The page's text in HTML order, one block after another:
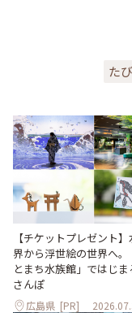
た
【チケットプレゼント
界から浮世絵の世界へ。
とまち水族館」ではじま
さんぽ
広島県 [PR]